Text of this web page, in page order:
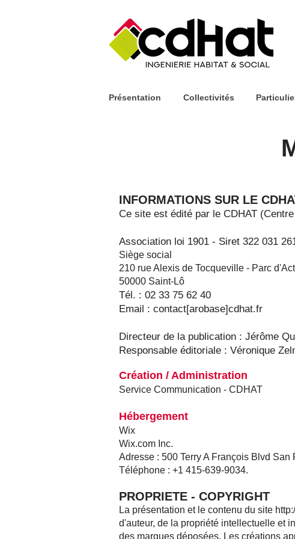
Présentation Collectivités
INFORMATIONS SUR LE
Ce site est édité par le CDHAT
Association loi 1901 - Siret 322 031
Siège social
210 rue Alexis de Tocqueville - Parc
50000 Saint-Lô
Tél. : 02 33 75 62 40
Email : contact[arobase]cdhat.fr
Directeur de la publication : Jérôme
Responsable éditoriale : Véronique
Création / Administration
Service Communication - CDHAT
Hébergement
Wix
Wix.com Inc.
Adresse : 500 Terry A François Blvd San
Téléphone : +1 415-639-9034.
PROPRIETE - COPYRIGHT
La présentation et le contenu du site
d'auteur, de la propriété intellectuelle et
des marques déposées. Les créations